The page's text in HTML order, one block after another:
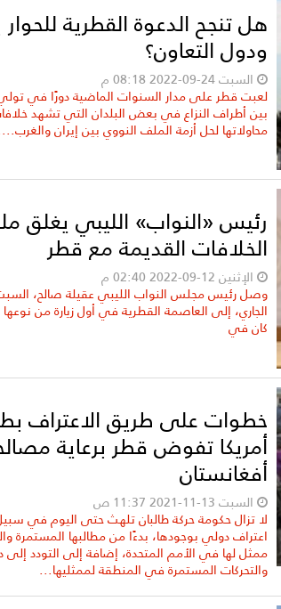
هل تنجح الدعوة القطرية للحوار
ودول التعاون؟
السبت 24-09-2022 08:18 م
لعبت قطر على مدار السنوات الماضية دورًا في
بين أطراف النزاع في بعض البلدان التي تشهد
محاولاتها لحل أزمة الملف النووي بين إيران
رئيس «النواب» الليبي يغلق
الخلافات القديمة مع قطر
الإثنين 12-09-2022 02:40 م
الجاري، إلى العاصمة القطرية في أول زيارة من
كان في
خطوات على طريق الاعتراف
أمريكا تفوض قطر برعاية
أفغانستان
السبت 13-11-2021 11:37 ص
لا تزال حكومة حركة طالبان تلهث حتى اليوم في
اعتراف دولي بوجودها، بدءًا من مطالبها المستمرة
ممثل لها في الأمم المتحدة، إضافة إلى التودد إلى
والتحركات المستمرة في المنطقة لممثليها...